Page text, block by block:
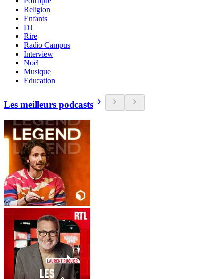
Religion
Enfants
DJ
Rire
Radio Campus
Interview
Noël
Musique
Education
Les meilleurs podcasts